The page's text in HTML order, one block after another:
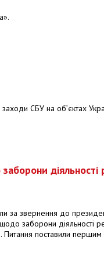
СБУ на об’єктах
діяльності
за звернення до
заборони діяльності
Питання поставили першим